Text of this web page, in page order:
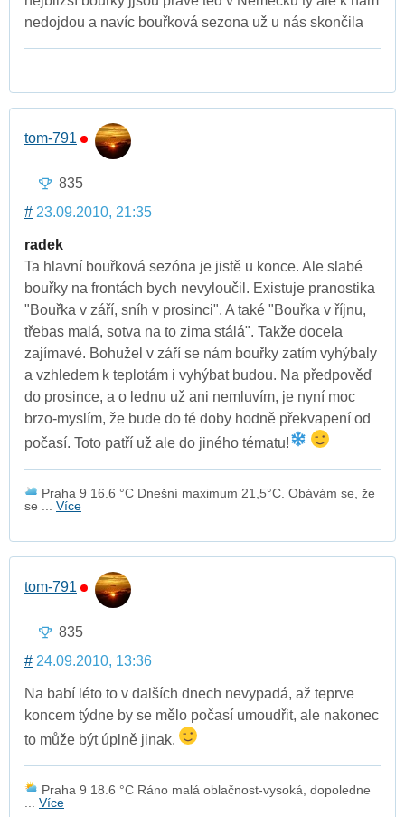
nedojdou a navíc bouřková sezona už u nás skončila
tom-791
835
# 23.09.2010, 21:35
radek
Ta hlavní bouřková sezóna je jistě u konce. Ale slabé
bouřky na frontách bych nevyloučil. Existuje pranostika
"Bouřka v září, sníh v prosinci". A také "Bouřka v říjnu,
třebas malá, sotva na to zima stálá". Takže docela
zajímavé. Bohužel v září se nám bouřky zatím vyhýbaly
a vzhledem k teplotám i vyhýbat budou. Na předpověď
do prosince, a o lednu už ani nemluvím, je nyní moc
brzo-myslím, že bude do té doby hodně překvapení od
počasí. Toto patří už ale do jiného tématu!
Praha 9 16.6 °C Dnešní maximum 21,5°C. Obávám se, že
se ... Více
tom-791
835
# 24.09.2010, 13:36
Na babí léto to v dalších dnech nevypadá, až teprve
koncem týdne by se mělo počasí umoudřit, ale nakonec
to může být úplně jinak.
Praha 9 18.6 °C Ráno malá oblačnost-vysoká, dopoledne
Více